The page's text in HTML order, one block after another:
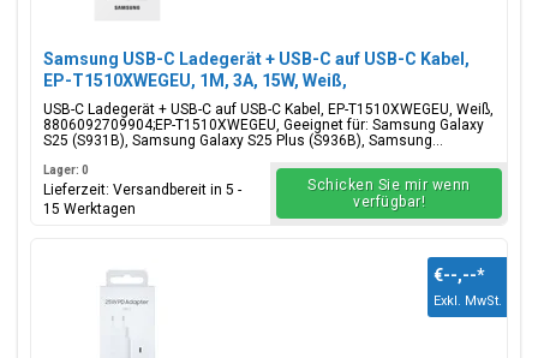
Samsung USB-C Ladegerät + USB-C auf USB-C Kabel,
EP-T1510XWEGEU, 1M, 3A, 15W, Weiß,
Blisterverpackung, 8806092709904;EP-T1510XWEGEU
USB-C Ladegerät + USB-C auf USB-C Kabel, EP-T1510XWEGEU, Weiß,
8806092709904;EP-T1510XWEGEU, Geeignet für: Samsung Galaxy
S25 (S931B), Samsung Galaxy S25 Plus (S936B), Samsung...
Lager: 0
Lieferzeit: Versandbereit in 5 -
15 Werktagen
Schicken Sie mir wenn
verfügbar!
€--,--*
Exkl. MwSt.